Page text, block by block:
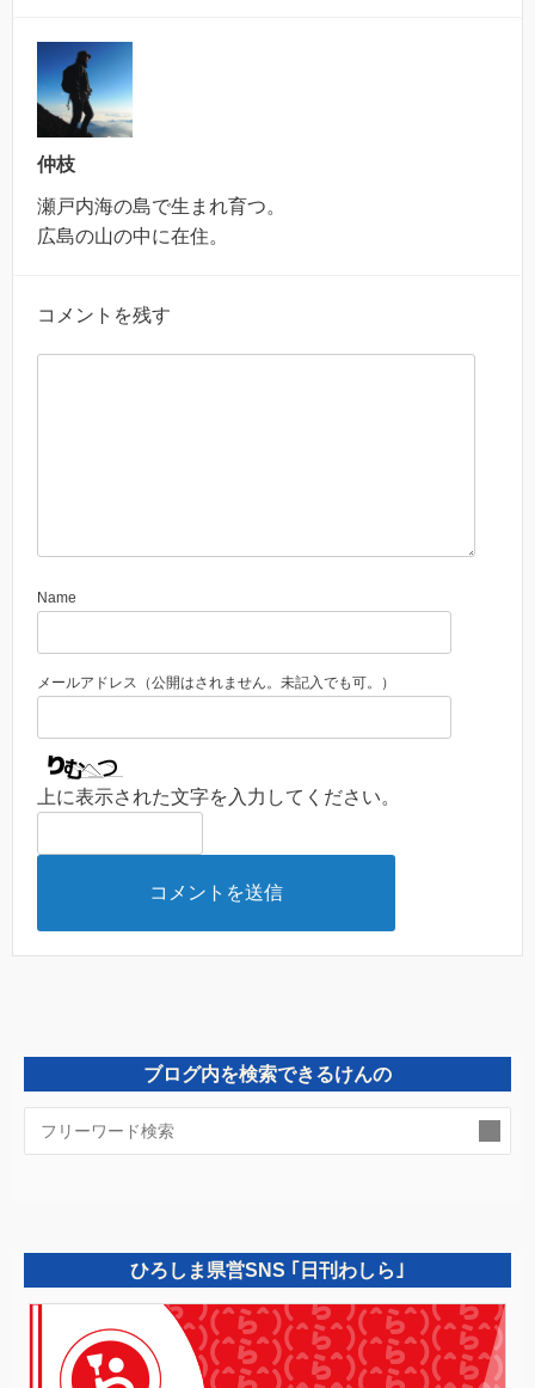
仲枝
瀬戸内海の島で生まれ育つ。
広島の山の中に在住。
コメントを残す
Name
メールアドレス（公開はされません。未記入でも可。）
上に表示された文字を入力してください。
ブログ内を検索できるけんの
ひろしま県営SNS ｢日刊わしら｣